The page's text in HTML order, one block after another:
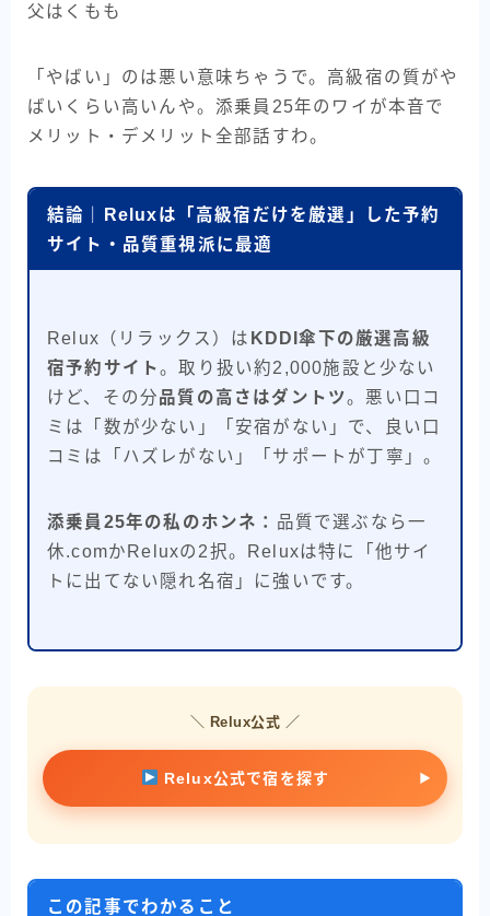
父はくもも
「やばい」のは悪い意味ちゃうで。高級宿の質がや
ばいくらい高いんや。添乗員25年のワイが本音で
メリット・デメリット全部話すわ。
結論｜Reluxは「高級宿だけを厳選」した予約
サイト・品質重視派に最適
Relux（リラックス）は KDDI傘下の厳選高級
宿予約サイト。取り扱い約2,000施設と少ない
けど、その分品質の高さはダントツ。悪い口コ
ミは「数が少ない」「安宿がない」で、良い口
コミは「ハズレがない」「サポートが丁寧」。
添乗員25年の私のホンネ： 品質で選ぶなら一
休.comかReluxの2択。Reluxは特に「他サイ
トに出てない隠れ名宿」に強いです。
＼ Relux公式 ／
Relux公式で宿を探す
この記事でわかること